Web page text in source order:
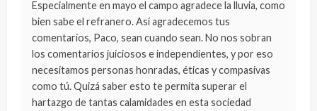
Especialmente en mayo el campo agradece la lluvia, como
bien sabe el refranero. Así agradecemos tus
comentarios, Paco, sean cuando sean. No nos sobran
los comentarios juiciosos e independientes, y por eso
necesitamos personas honradas, éticas y compasivas
como tú. Quizá saber esto te permita superar el
hartazgo de tantas calamidades en esta sociedad